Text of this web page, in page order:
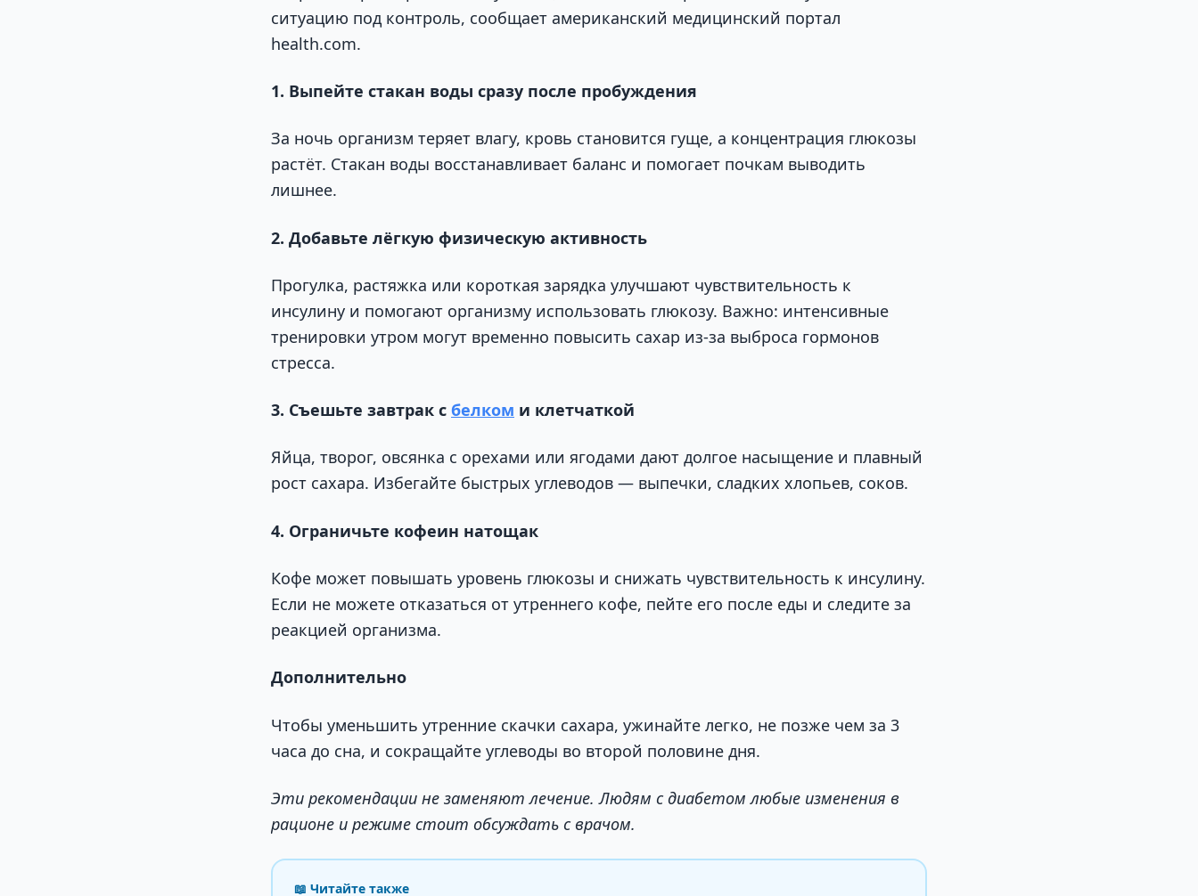
ситуацию под контроль, сообщает американский медицинский портал
health.com.
1. Выпейте стакан воды сразу после пробуждения
За ночь организм теряет влагу, кровь становится гуще, а концентрация глюкозы
растёт. Стакан воды восстанавливает баланс и помогает почкам выводить
лишнее.
2. Добавьте лёгкую физическую активность
Прогулка, растяжка или короткая зарядка улучшают чувствительность к
инсулину и помогают организму использовать глюкозу. Важно: интенсивные
тренировки утром могут временно повысить сахар из-за выброса гормонов
стресса.
3. Съешьте завтрак с белком и клетчаткой
Яйца, творог, овсянка с орехами или ягодами дают долгое насыщение и плавный
рост сахара. Избегайте быстрых углеводов — выпечки, сладких хлопьев, соков.
4. Ограничьте кофеин натощак
Кофе может повышать уровень глюкозы и снижать чувствительность к инсулину.
Если не можете отказаться от утреннего кофе, пейте его после еды и следите за
реакцией организма.
Дополнительно
Чтобы уменьшить утренние скачки сахара, ужинайте легко, не позже чем за 3
часа до сна, и сокращайте углеводы во второй половине дня.
Эти рекомендации не заменяют лечение. Людям с диабетом любые изменения в
рационе и режиме стоит обсуждать с врачом.
📖 Читайте также